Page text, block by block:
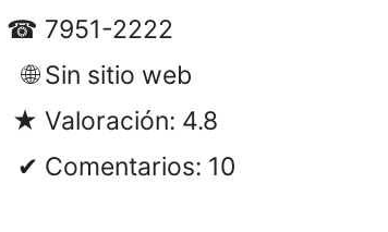
7951-2222
Sin sitio web
Valoración: 4.8
Comentarios: 10